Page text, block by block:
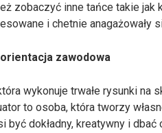
zobaczyć inne tańce takie
i chetnie anagażowały
zawodowa
wykonuje trwałe rysunki
to osoba, która tworzy
być dokładny, kreatywny i